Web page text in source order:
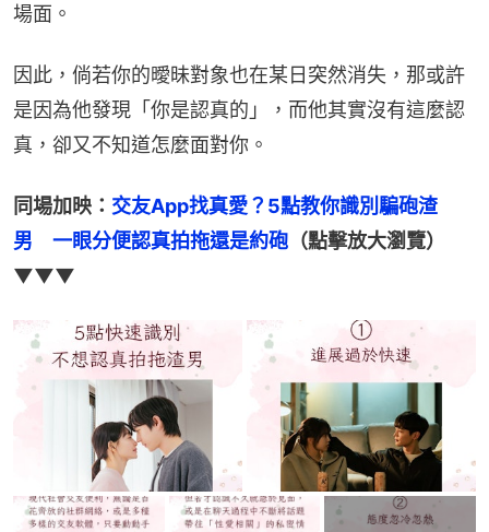
場面。
因此，倘若你的曖昧對象也在某日突然消失，那或許
是因為他發現「你是認真的」，而他其實沒有這麼認
真，卻又不知道怎麼面對你。
同場加映： 交友App找真愛？5點教你識別騙砲渣
男　一眼分便認真拍拖還是約砲 （點擊放大瀏覽）
▼▼▼